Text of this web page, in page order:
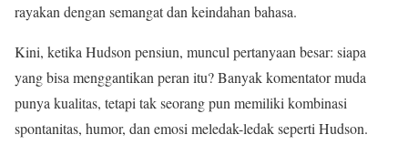
rayakan dengan semangat dan keindahan bahasa.
Kini, ketika Hudson pensiun, muncul pertanyaan besar: siapa
yang bisa menggantikan peran itu? Banyak komentator muda
punya kualitas, tetapi tak seorang pun memiliki kombinasi
spontanitas, humor, dan emosi meledak-ledak seperti Hudson.